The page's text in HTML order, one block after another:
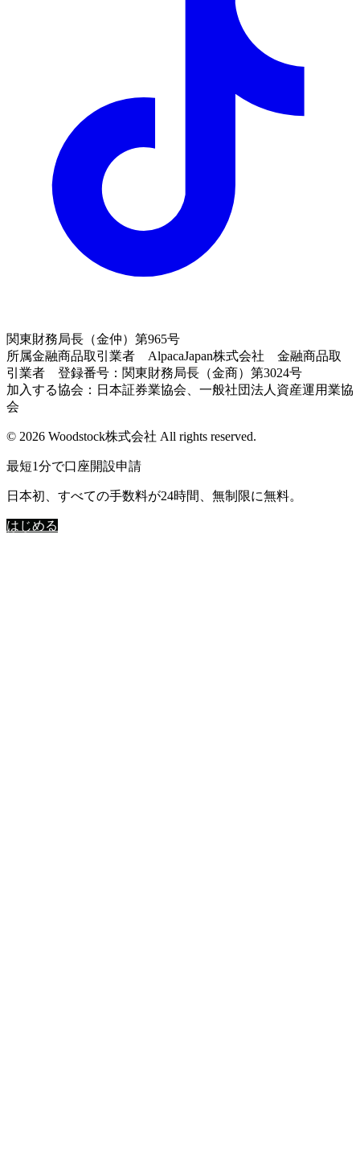
関東財務局長（金仲）第965号
所属金融商品取引業者 AlpacaJapan株式会社 金融商品取
引業者 登録番号：関東財務局長（金商）第3024号
加入する協会：日本証券業協会、一般社団法人資産運用業協
会
© 2026 Woodstock株式会社 All rights reserved.
最短1分で口座開設申請
日本初、すべての手数料が24時間、無制限に無料。
はじめる